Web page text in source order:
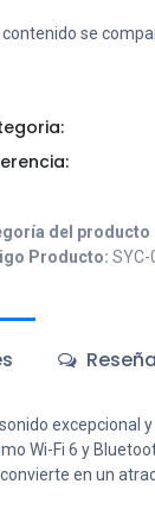
contenido se
del producto
Producto:
Wi-Fi 6 y
en un